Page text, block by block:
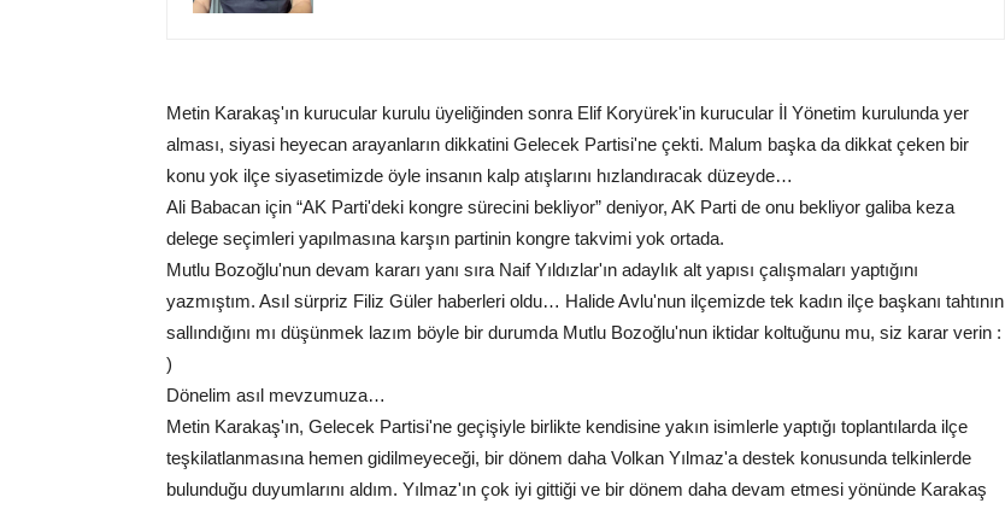
Metin Karakaş'ın kurucular kurulu üyeliğinden sonra Elif Koryürek'in kurucular İl Yönetim kurulunda yer
alması, siyasi heyecan arayanların dikkatini Gelecek Partisi'ne çekti. Malum başka da dikkat çeken bir
konu yok ilçe siyasetimizde öyle insanın kalp atışlarını hızlandıracak düzeyde…
Ali Babacan için “AK Parti'deki kongre sürecini bekliyor” deniyor, AK Parti de onu bekliyor galiba keza
delege seçimleri yapılmasına karşın partinin kongre takvimi yok ortada.
Mutlu Bozoğlu'nun devam kararı yanı sıra Naif Yıldızlar'ın adaylık alt yapısı çalışmaları yaptığını
yazmıştım. Asıl sürpriz Filiz Güler haberleri oldu… Halide Avlu'nun ilçemizde tek kadın ilçe başkanı tahtının
sallındığını mı düşünmek lazım böyle bir durumda Mutlu Bozoğlu'nun iktidar koltuğunu mu, siz karar verin :
)
Dönelim asıl mevzumuza…
Metin Karakaş'ın, Gelecek Partisi'ne geçişiyle birlikte kendisine yakın isimlerle yaptığı toplantılarda ilçe
teşkilatlanmasına hemen gidilmeyeceği, bir dönem daha Volkan Yılmaz'a destek konusunda telkinlerde
bulunduğu duyumlarını aldım. Yılmaz'ın çok iyi gittiği ve bir dönem daha devam etmesi yönünde Karakaş